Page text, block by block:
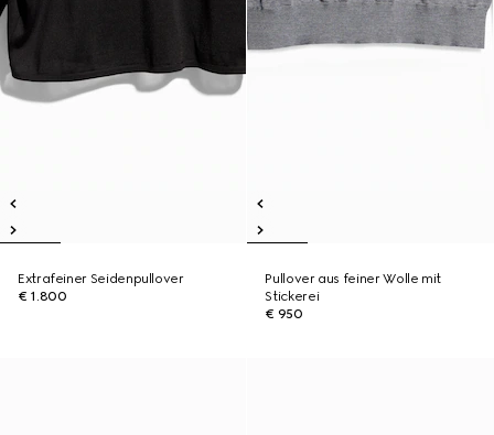
Extrafeiner Seidenpullover
€ 1.800
Pullover aus feiner Wolle mit
Stickerei
€ 950